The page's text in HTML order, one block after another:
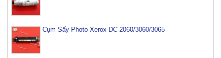
Cụm Sấy Photo Xerox DC 2060/3060/3065